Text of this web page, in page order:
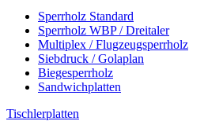
Sperrholz Standard
Sperrholz WBP / Dreitaler
Multiplex / Flugzeugsperrholz
Siebdruck / Golaplan
Biegesperrholz
Sandwichplatten
Tischlerplatten